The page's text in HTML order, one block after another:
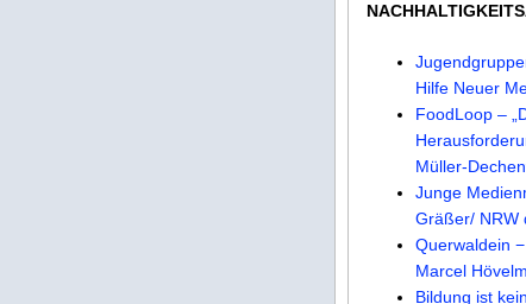
Hilfe Neuer
FoodLoop –
Müller-
Junge
Gräßer/ NRW
Querwaldein
Marcel
Bildung ist